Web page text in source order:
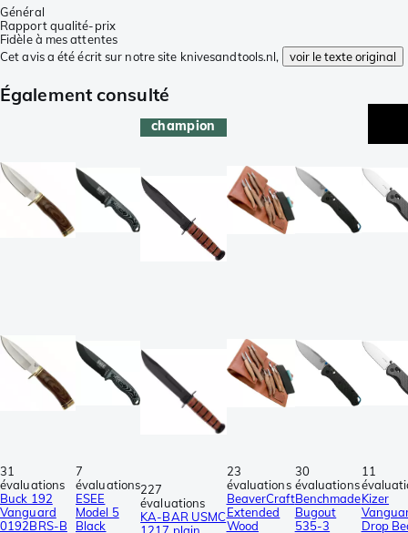
Général
Rapport qualité-prix
Fidèle à mes attentes
Cet avis a été écrit sur notre site knivesandtools.nl,
voir le texte original
Également consulté
31
évaluations
Buck 192
Vanguard
0192BRS-B
7
évaluations
ESEE
Model 5
Black
champion
227
évaluations
KA-BAR USMC
23
évaluations
BeaverCraft
Extended
Wood
30
évaluations
Benchmade
Bugout
535-3
11
Kizer
Drop